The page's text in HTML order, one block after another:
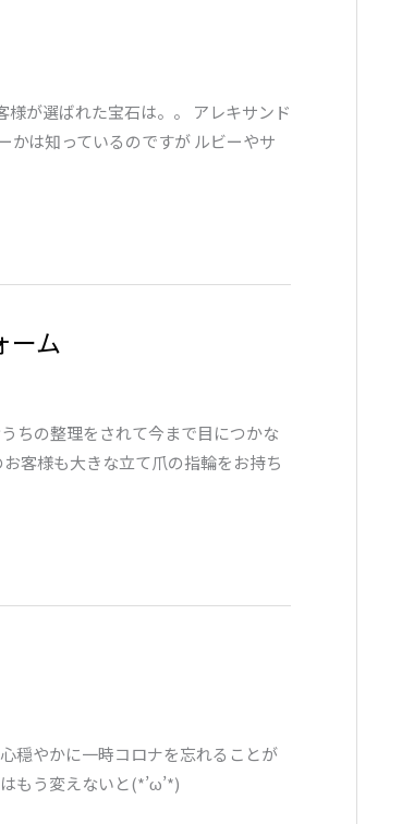
様が選ばれた宝石は。。 アレキサンド
かは知っているのですが ルビーやサ
ーム
ちの整理をされて今まで目につかな
客様も大きな立て爪の指輪をお持ち
穏やかに一時コロナを忘れることが
もう変えないと(*’ω’*)